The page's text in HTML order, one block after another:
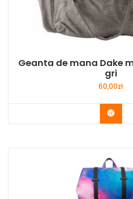
Geanta de mana Dake
gri
60,00zł
Buy